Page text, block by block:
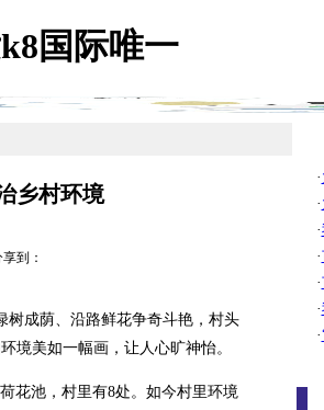
国际唯一
乡村环境
到：
成荫、沿路鲜花争奇斗艳，村头
境美如一幅画，让人心旷神怡。
池，村里有8处。如今村里环境
·
·
·
·
·
·
·